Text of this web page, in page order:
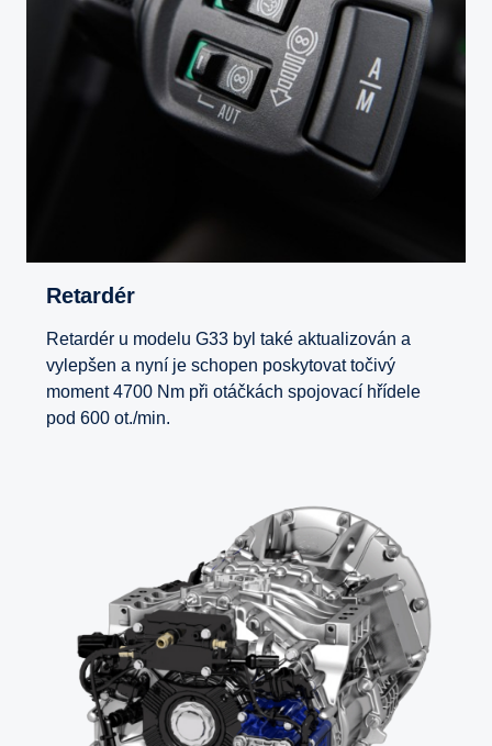
Retardér
Retardér u modelu G33 byl také aktualizován a
vylepšen a nyní je schopen poskytovat točivý
moment 4700 Nm při otáčkách spojovací hřídele
pod 600 ot./min.